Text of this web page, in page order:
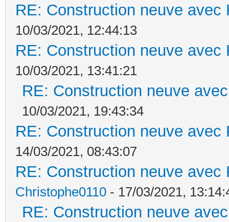
RE: Construction neuve avec
10/03/2021, 12:44:13
RE: Construction neuve avec
10/03/2021, 13:41:21
RE: Construction neuve
10/03/2021, 19:43:34
RE: Construction neuve avec
14/03/2021, 08:43:07
RE: Construction neuve avec
Christophe0110 - 17/03/2021,
RE: Construction neuve